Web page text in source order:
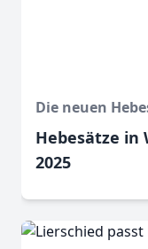
Die neuen
Hebesätze in
2025